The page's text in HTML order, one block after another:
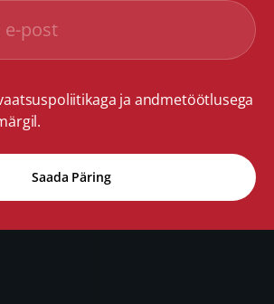
ja andmetöötlusega
Saada Päring